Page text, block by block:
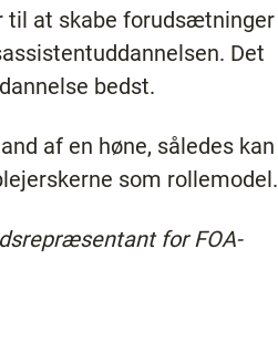
til at skabe forudsætninger
Det
bedst.
af en høne, således kan
som rollemodel.
for FOA-